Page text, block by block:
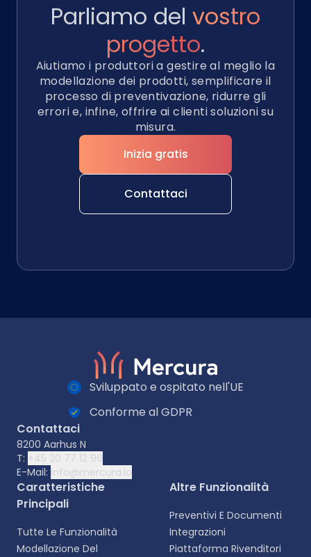
Parliamo del vostro
progetto.
Aiutiamo i produttori a gestire al meglio la
modellazione dei prodotti, semplificare il
processo di preventivazione, ridurre gli
errori e, infine, offrire ai clienti soluzioni su
misura.
Inizia gratis
Contattaci
Sviluppato e ospitato nell'UE
Conforme al GDPR
Contattaci
8200 Aarhus N
T: +45 20 77 12 96
E-Mail: info@mercura.io
Caratteristiche
Principali
Tutte Le Funzionalità
Modellazione Del
Altre Funzionalità
Preventivi E Documenti
Integrazioni
Piattaforma Rivenditori